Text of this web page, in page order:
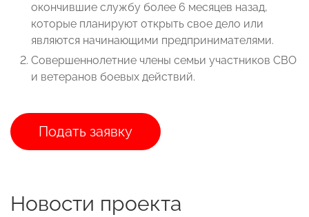
окончившие службу более 6 месяцев назад,
которые планируют открыть свое дело или
являются начинающими предпринимателями.
Совершеннолетние члены семьи участников СВО
и ветеранов боевых действий.
Подать заявку
Новости проекта